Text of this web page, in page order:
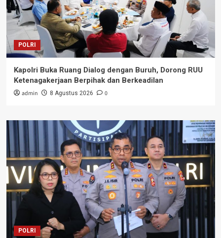
POLRI
Kapolri Buka Ruang Dialog dengan Buruh, Dorong RUU
Ketenagakerjaan Berpihak dan Berkeadilan
admin 8 Agustus 2026 0
POLRI